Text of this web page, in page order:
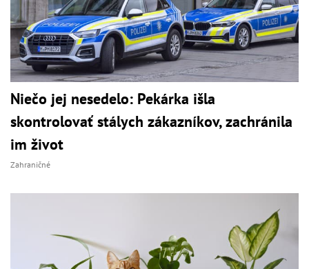
Niečo jej nesedelo: Pekárka išla
skontrolovať stálych zákazníkov, zachránila
im život
Zahraničné